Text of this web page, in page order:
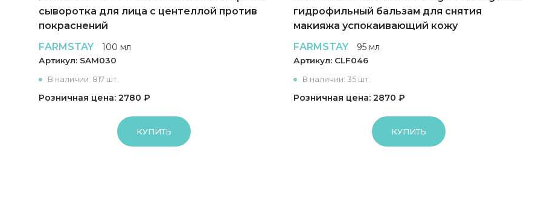
сыворотка для лица с центеллой против
покраснений
FARMSTAY
100 мл
Артикул: SAM030
В наличии: 817 шт.
Розничная цена: 2780 ₽
КУПИТЬ
гидрофильный бальзам для снятия
макияжа успокаивающий кожу
FARMSTAY
95 мл
Артикул: CLF046
В наличии: 35 шт.
Розничная цена: 2870 ₽
КУПИТЬ